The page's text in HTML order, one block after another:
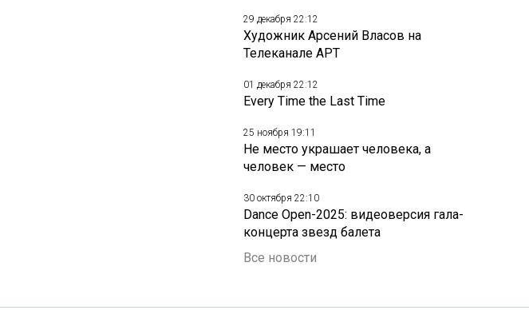
29 декабря 22:12
Художник Арсений Власов на
Телеканале АРТ
01 декабря 22:12
Every Time the Last Time
25 ноября 19:11
Не место украшает человека, а
человек — место
30 октября 22:10
Dance Open-2025: видеоверсия гала-
концерта звезд балета
Все новости